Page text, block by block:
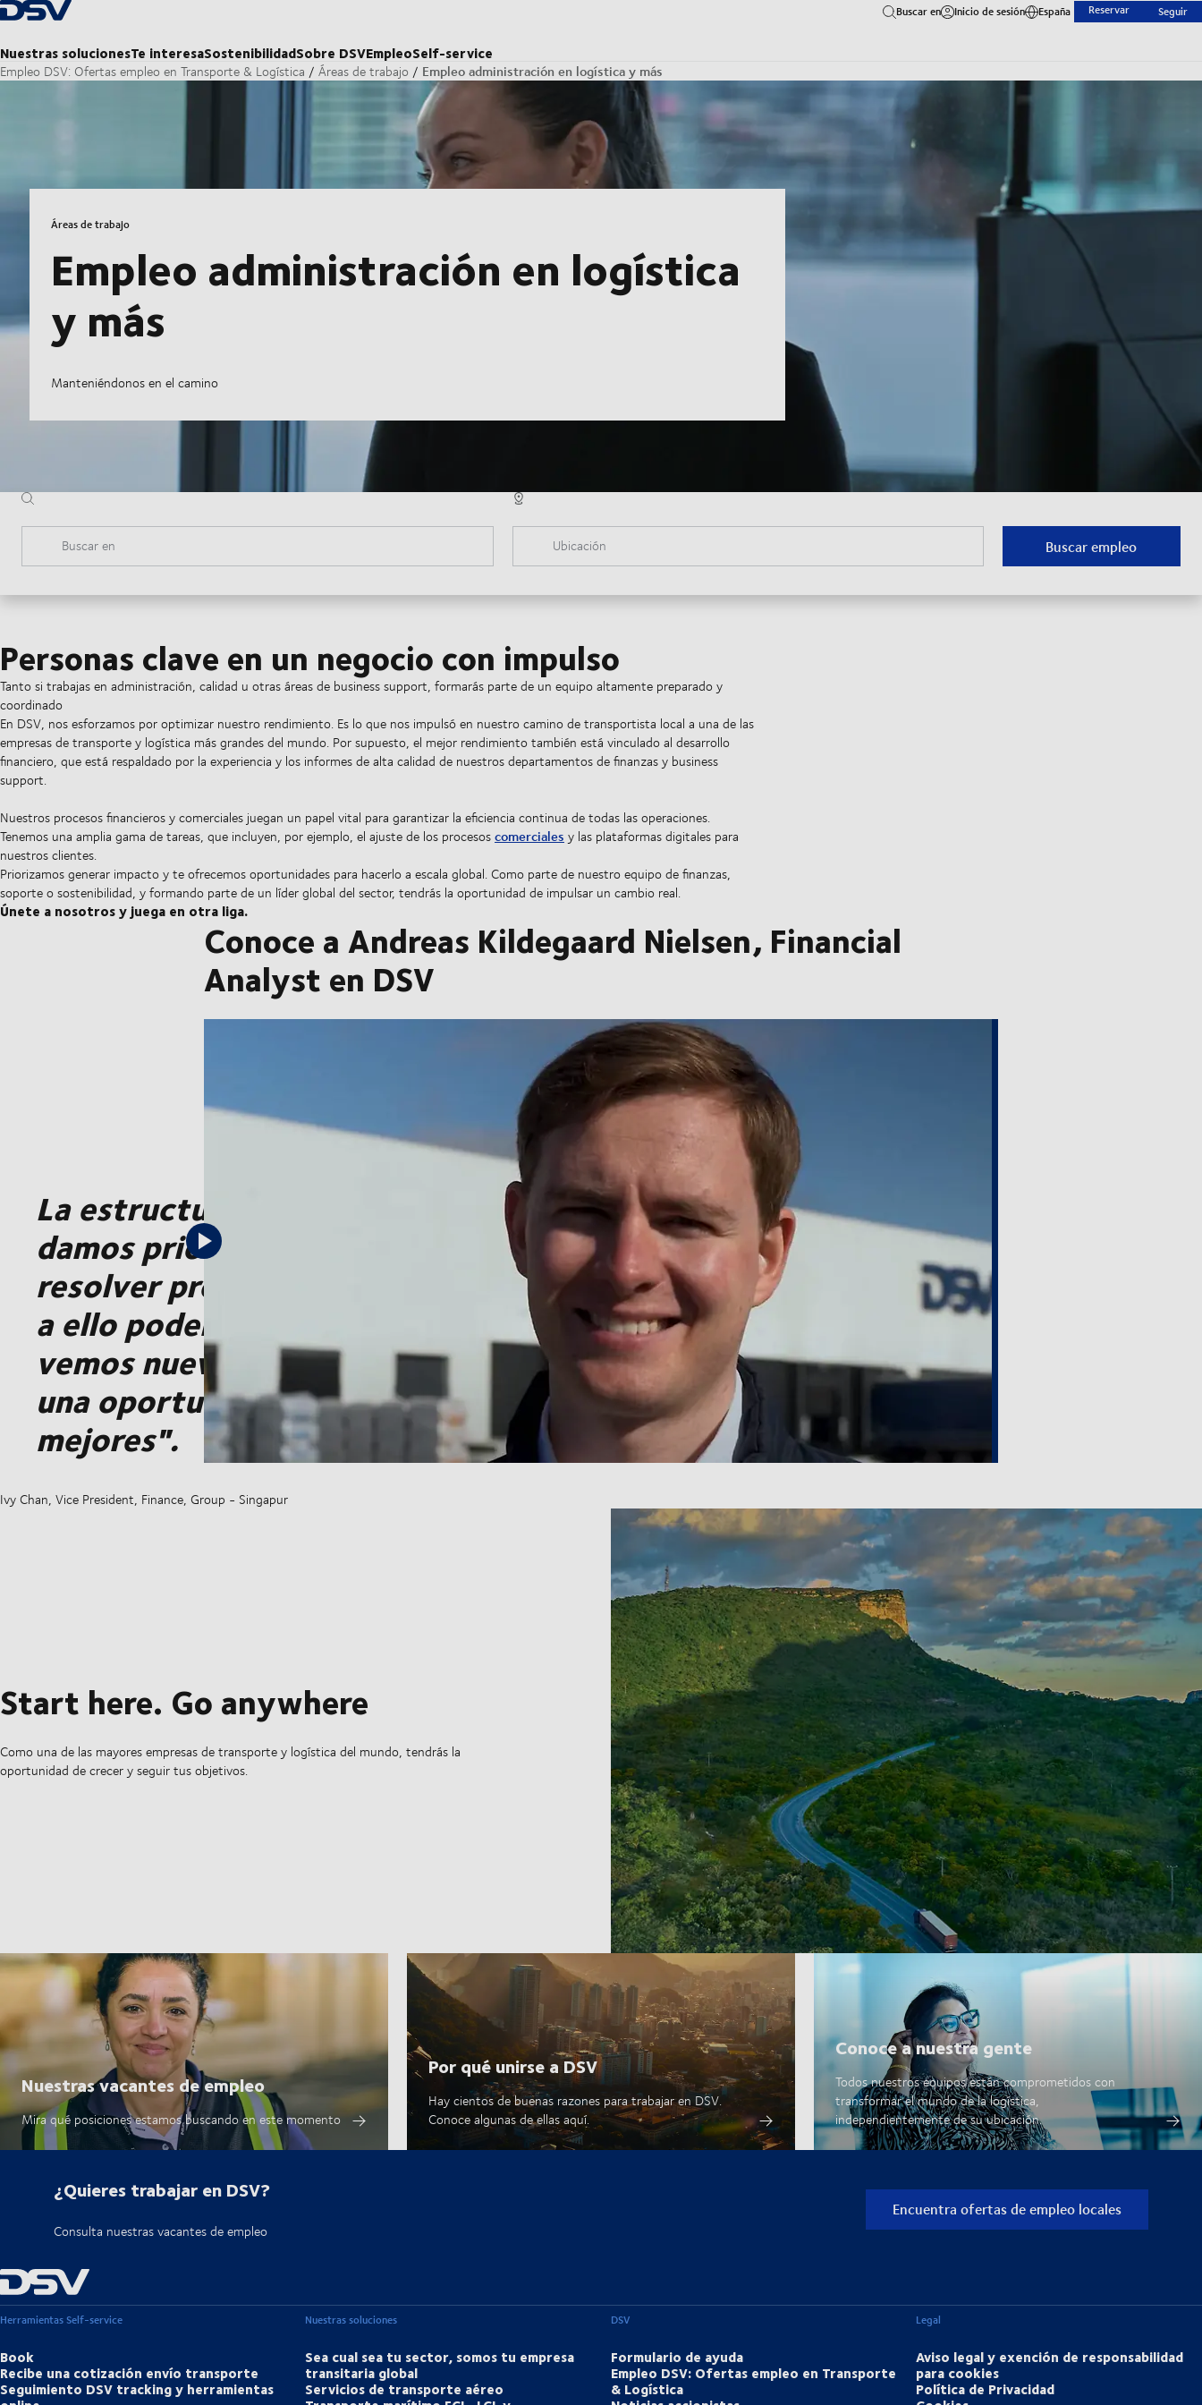
Volver a la página de inicio
Nuestras solucionesTe interesaSostenibilidadSobre DSVEmpleoSelf-service
Buscar en Inicio de sesión España Reservar Seguir
Empleo DSV: Ofertas empleo en Transporte & Logística Áreas de trabajo Empleo administración en logística y más
Áreas de trabajo
Empleo administración en logística
y más
Manteniéndonos en el camino
Buscar en Ubicación Buscar empleo
Personas clave en un negocio con impulso
Tanto si trabajas en administración, calidad u otras áreas de business support, formarás parte de un equipo altamente preparado y
coordinado
En DSV, nos esforzamos por optimizar nuestro rendimiento. Es lo que nos impulsó en nuestro camino de transportista local a una de las
empresas de transporte y logística más grandes del mundo. Por supuesto, el mejor rendimiento también está vinculado al desarrollo
financiero, que está respaldado por la experiencia y los informes de alta calidad de nuestros departamentos de finanzas y business
support.
Nuestros procesos financieros y comerciales juegan un papel vital para garantizar la eficiencia continua de todas las operaciones.
Tenemos una amplia gama de tareas, que incluyen, por ejemplo, el ajuste de los procesoscomerciales y las plataformas digitales para
nuestros clientes.
Priorizamos generar impacto y te ofrecemos oportunidades para hacerlo a escala global. Como parte de nuestro equipo de finanzas,
soporte o sostenibilidad, y formando parte de un líder global del sector, tendrás la oportunidad de impulsar un cambio real.
Únete a nosotros y juega en otra liga.
Conoce a Andreas Kildegaard Nielsen, Financial
Analyst en DSV
La estructura de DSV establece que siempre
damos prioridad a ayudarnos unos a otros para
resolver problemas lo más rápido posible. Gracias
a ello podemos seguir creciendo tan rápido:
vemos nuevas perspectivas y habilidades como
una oportunidad para aprender más y ser aún
mejores".
Ivy Chan, Vice President, Finance, Group - Singapur
Start here. Go anywhere
Como una de las mayores empresas de transporte y logística del mundo, tendrás la
oportunidad de crecer y seguir tus objetivos.
Nuestras vacantes de empleo
Mira qué posiciones estamos buscando en este momento
Por qué unirse a DSV
Hay cientos de buenas razones para trabajar en DSV.
Conoce algunas de ellas aquí.
Conoce a nuestra gente
Todos nuestros equipos están comprometidos con
transformar el mundo de la logística,
independientemente de su ubicación.
¿Quieres trabajar en DSV?
Consulta nuestras vacantes de empleo
Encuentra ofertas de empleo locales
Herramientas Self-service
Book
Recibe una cotización envío transporte
Seguimiento DSV tracking y herramientas
Nuestras soluciones
Sea cual sea tu sector, somos tu empresa
transitaria global
Servicios de transporte aéreo
DSV
Formulario de ayuda
Empleo DSV: Ofertas empleo en Transporte
& Logística
Legal
Aviso legal y exención de responsabilidad
para cookies
Política de Privacidad